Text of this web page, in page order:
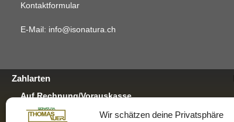
Wir schätzen deine Privatsphäre
Kontaktformular
E-Mail: info@isonatura.ch
Zahlarten
Auf Rechnung/Vorauskasse
Postschalter-Zahlung.